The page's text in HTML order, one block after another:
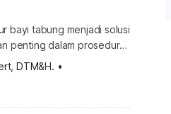
bayi tabung menjadi solusi
penting dalam prosedur
di bawah ini.
sekitar […]
DTM&H. •